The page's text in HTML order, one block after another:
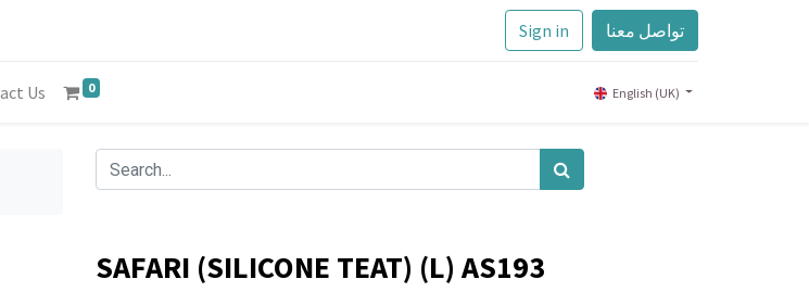
Sign in تواصل معنا
Us 0 English (UK)
SAFARI (SILICONE TEAT) (L) AS193